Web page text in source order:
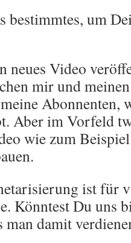
bestimmtes, um
neues Video
mir und
Abonnenten,
Aber im Vorfeld
wie zum
ist für
Könntest Du uns
man damit